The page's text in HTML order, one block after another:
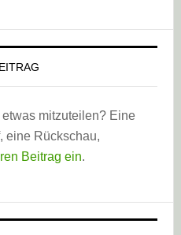
mitzuteilen? Eine
eine Rückschau,
Beitrag ein.